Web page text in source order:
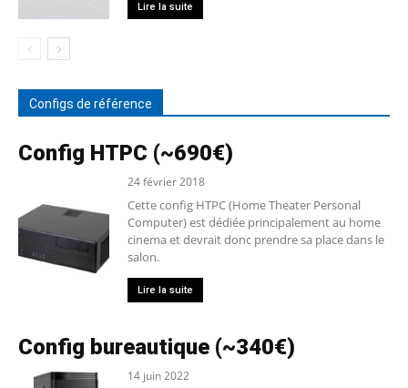
Lire la suite
Configs de référence
Config HTPC (~690€)
24 février 2018
Cette config HTPC (Home Theater Personal
Computer) est dédiée principalement au home
cinema et devrait donc prendre sa place dans le
salon.
Lire la suite
Config bureautique (~340€)
14 juin 2022